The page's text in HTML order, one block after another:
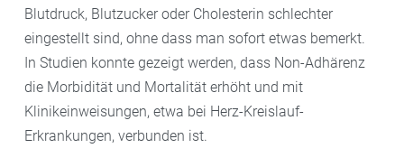
Blutdruck, Blutzucker oder Cholesterin schlechter
eingestellt sind, ohne dass man sofort etwas bemerkt.
In Studien konnte gezeigt werden, dass Non-Adhärenz
die Morbidität und Mortalität erhöht und mit
Klinikeinweisungen, etwa bei Herz-Kreislauf-
Erkrankungen, verbunden ist.